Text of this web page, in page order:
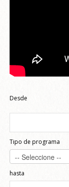
Desde
Tipo de programa
hasta